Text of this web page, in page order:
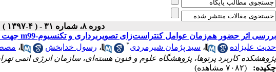
دوره ۸، شماره ۳۱ - ( ۴-۱۳۹۷ )
بررسی اثر حضور هم‌زمان عوامل کنتراست‌زای تصویربرداری و تکنسیوم-m99 جهت بالا بردن دز در درمان تومورهای سرطانی
حدیث علیزاده
، سید پژمان شیرمردی* ، رسول خدابخش ،
پژوهشکده کاربرد پرتوها، پژوهشگاه علوم و فنون هسته‌ای، سازمان انرژی اتمی
چکیده:
(۷۰۸۲ مشاهده)